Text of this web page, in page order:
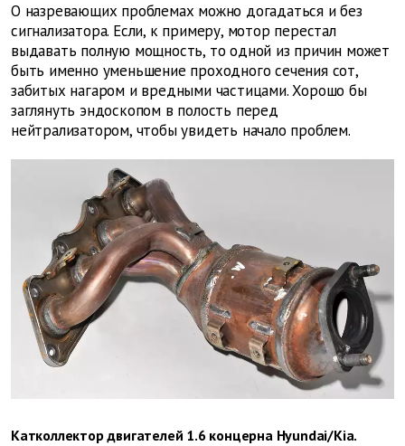
О назревающих проблемах можно догадаться и без
сигнализатора. Если, к примеру, мотор перестал
выдавать полную мощность, то одной из причин может
быть именно уменьшение проходного сечения сот,
забитых нагаром и вредными частицами. Хорошо бы
заглянуть эндоскопом в полость перед
нейтрализатором, чтобы увидеть начало проблем.
Катколлектор двигателей 1.6 концерна Hyundai/Kia.